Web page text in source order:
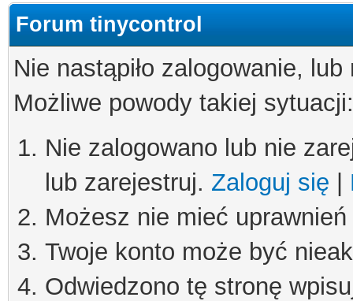
Forum tinycontrol
Nie nastąpiło zalogowanie,
Możliwe powody takiej sytuacji:
Nie zalogowano lub nie
lub zarejestruj. Zaloguj się
Możesz nie mieć
Twoje konto może być
Odwiedzono tę stronę